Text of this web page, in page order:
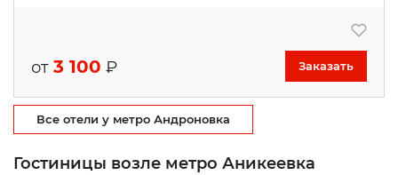
от 3 100 ₽ Заказать
Все отели у метро Андроновка
Гостиницы возле метро Аникеевка